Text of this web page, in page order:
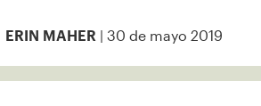
ERIN MAHER | 30 de mayo 2019